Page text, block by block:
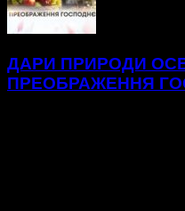
ДАРИ ПРИРОДИ
ПРЕОБРАЖЕННЯ